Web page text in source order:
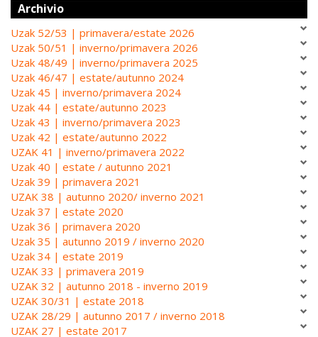
Archivio
Uzak 52/53 | primavera/estate 2026
Uzak 50/51 | inverno/primavera 2026
Uzak 48/49 | inverno/primavera 2025
Uzak 46/47 | estate/autunno 2024
Uzak 45 | inverno/primavera 2024
Uzak 44 | estate/autunno 2023
Uzak 43 | inverno/primavera 2023
Uzak 42 | estate/autunno 2022
UZAK 41 | inverno/primavera 2022
Uzak 40 | estate / autunno 2021
Uzak 39 | primavera 2021
UZAK 38 | autunno 2020/ inverno 2021
Uzak 37 | estate 2020
Uzak 36 | primavera 2020
Uzak 35 | autunno 2019 / inverno 2020
Uzak 34 | estate 2019
UZAK 33 | primavera 2019
UZAK 32 | autunno 2018 - inverno 2019
UZAK 30/31 | estate 2018
UZAK 28/29 | autunno 2017 / inverno 2018
UZAK 27 | estate 2017